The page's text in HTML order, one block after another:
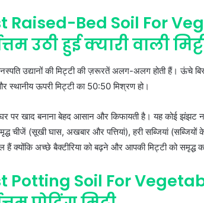
Raised-Bed Soil For
उठी हुई क्यारी वाली
उद्यानों की मिट्टी की ज़रूरतें अलग-अलग होती हैं। ऊंचे
स्थानीय ऊपरी मिट्टी का 50:50 मिश्रण हो।
पर खाद बनाना बेहद आसान और किफायती है। यह कोई झंझट
चीजें (सूखी घास, अखबार और पत्तियां), हरी सब्जियां
हैं क्योंकि अच्छे बैक्टीरिया को बढ़ने और आपकी मिट्टी को
Potting Soil For